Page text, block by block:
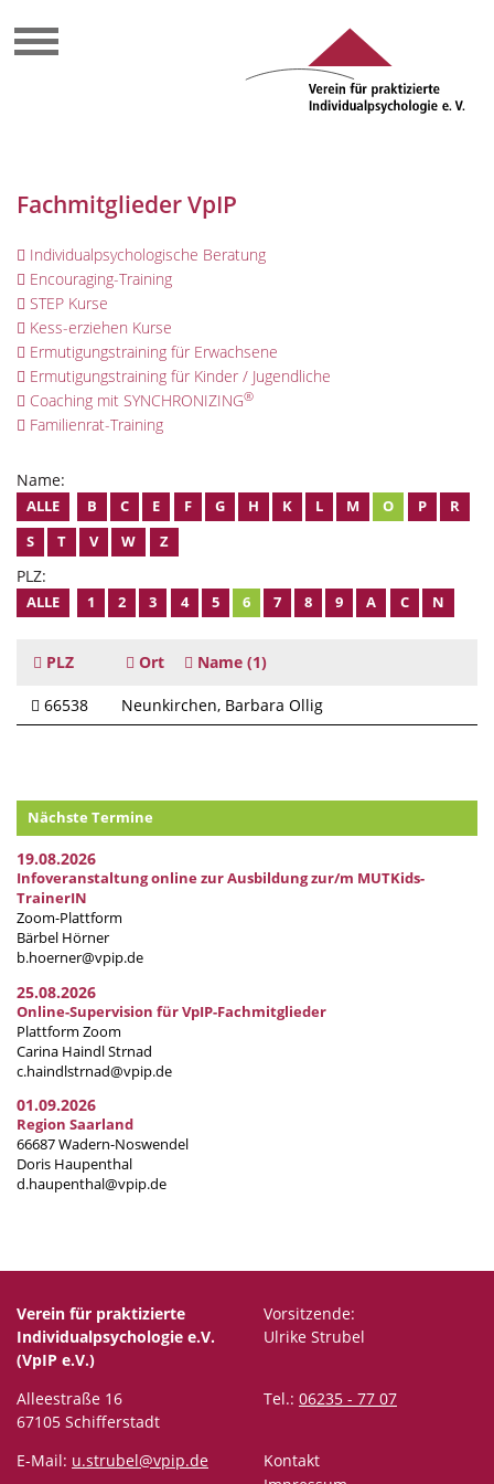
Fachmitglieder VpIP
Individualpsychologische Beratung
Encouraging-Training
STEP Kurse
Kess-erziehen Kurse
Ermutigungstraining für Erwachsene
Ermutigungstraining für Kinder / Jugendliche
Coaching mit SYNCHRONIZING®
Familienrat-Training
Name:
ALLE B C E F G H K L M O P
R
S
T V W Z
PLZ:
ALLE 1 2 3 4 5 6 7 8 9 A C N
PLZ Ort Name (1)
66538 Neunkirchen Barbara Ollig
Nächste Termine
19.08.2026
Infoveranstaltung online zur Ausbildung zur/m MUTKids-
TrainerIN
Zoom-Plattform
Bärbel Hörner
b.hoerner@vpip.de
25.08.2026
Online-Supervision für VpIP-Fachmitglieder
Plattform Zoom
Carina Haindl Strnad
c.haindlstrnad@vpip.de
01.09.2026
Region Saarland
66687 Wadern-Noswendel
Doris Haupenthal
d.haupenthal@vpip.de
Verein für praktizierte
Individualpsychologie e.V.
(VpIP e.V.)
Vorsitzende:
Ulrike Strubel
Alleestraße 16
67105 Schifferstadt
Tel.: 06235 - 77 07
E-Mail: u.strubel@vpip.de
Kontakt